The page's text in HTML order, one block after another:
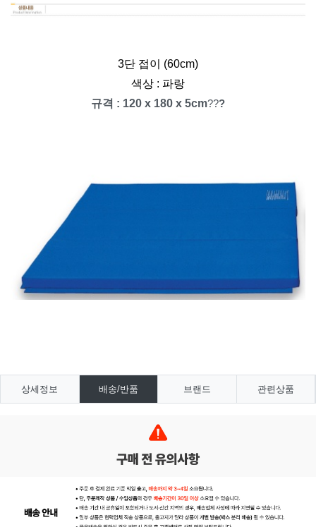
3단 접이 (60cm)
색상 : 파랑
규격 : 120 x 180 x 5cm???
상세정보 배송/반품 브랜드 관련상품